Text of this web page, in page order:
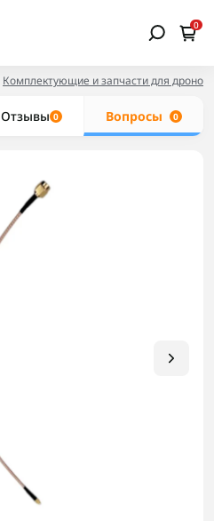
0
Комплектующие и запчасти для дронов
Отзывы 0 Вопросы 0